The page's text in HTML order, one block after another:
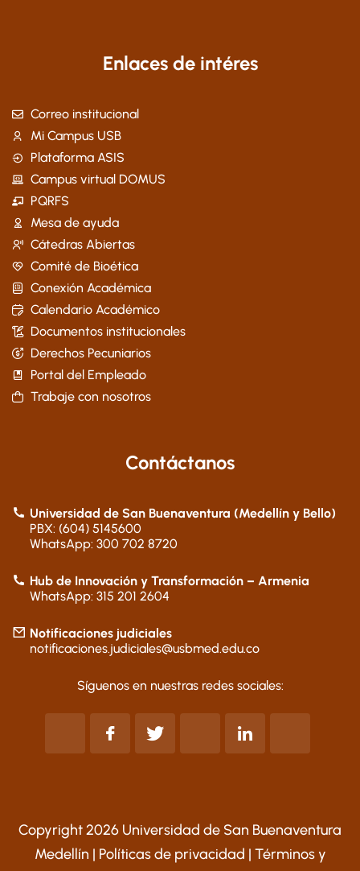
Enlaces de intéres
Correo institucional
Mi Campus USB
Plataforma ASIS
Campus virtual DOMUS
PQRFS
Mesa de ayuda
Cátedras Abiertas
Comité de Bioética
Conexión Académica
Calendario Académico
Documentos institucionales
Derechos Pecuniarios
Portal del Empleado
Trabaje con nosotros
Contáctanos
Universidad de San Buenaventura (Medellín y Bello)
PBX: (604) 5145600
WhatsApp: 300 702 8720
Hub de Innovación y Transformación – Armenia
WhatsApp: 315 201 2604
Notificaciones judiciales
notificaciones.judiciales@usbmed.edu.co
Síguenos en nuestras redes sociales:
Copyright 2026 Universidad de San Buenaventura
Medellín | Políticas de privacidad | Términos y